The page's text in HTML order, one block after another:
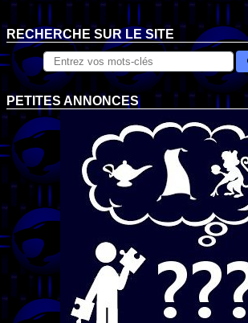
RECHERCHE SUR LE SITE
PETITES ANNONCES